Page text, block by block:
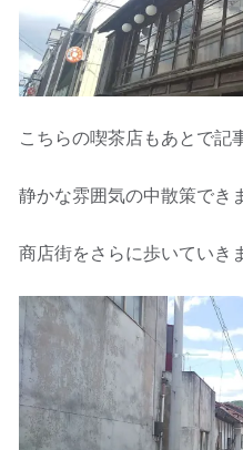
こちらの喫茶店もあとで記
静かな雰囲気の中散策でき
商店街をさらに歩いていき